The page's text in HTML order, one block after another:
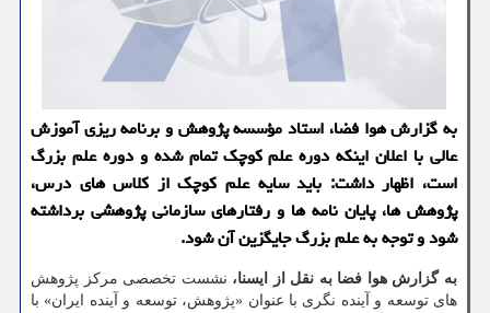
به گزارش هوا فضا، استاد مؤسسه پژوهش و برنامه ریزی آموزش
عالی با اعلان اینکه دوره علم کوچک تمام شده و دوره علم بزرگ
است، اظهار داشت: باید سایه علم کوچک از کلاس های درس،
پژوهش ها، پایان نامه ها و رفتارهای سازمانی پژوهشی برداشته
شود و توجه به علم بزرگ جایگزین آن شود.
به گزارش هوا فضا به نقل از ایسنا، نشست تخصصی مرکز پژوهش
های توسعه و آینده نگری با عنوان «پژوهش، توسعه و آینده ایران» با